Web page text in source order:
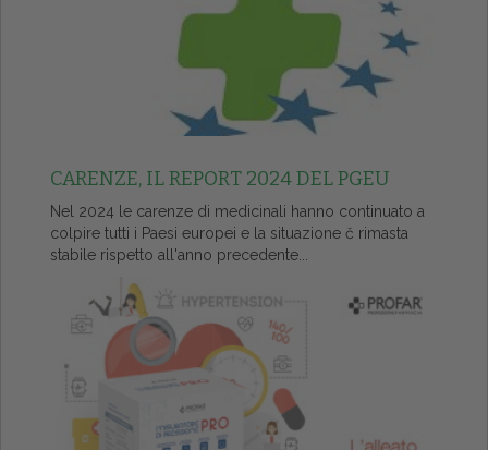
CARENZE, IL REPORT 2024 DEL PGEU
Nel 2024 le carenze di medicinali hanno continuato a
colpire tutti i Paesi europei e la situazione č rimasta
stabile rispetto all'anno precedente...